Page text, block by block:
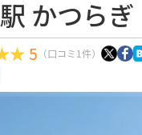
かつらぎ
5 （口コミ1件）